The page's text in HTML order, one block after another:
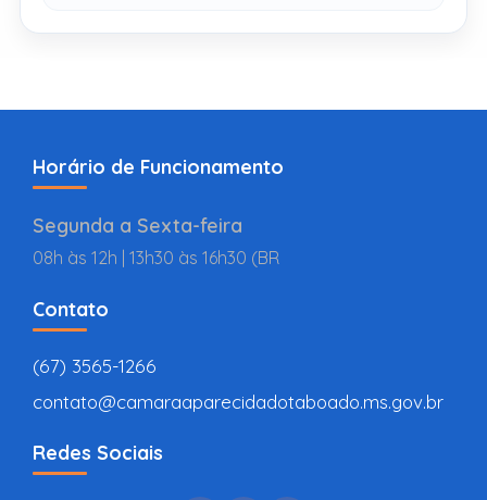
Horário de Funcionamento
Segunda a Sexta-feira
08h às 12h | 13h30 às 16h30 (BR
Contato
(67) 3565-1266
contato@camaraaparecidadotaboado.ms.gov.br
Redes Sociais